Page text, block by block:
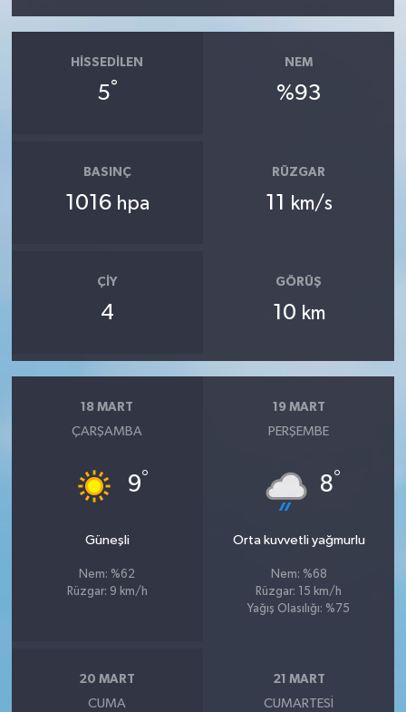
HISSEDILEN
5°
NEM
%93
BASINÇ
1016 hpa
RÜZGAR
11 km/s
ÇIY
4
GÖRÜŞ
10 km
18 MART
ÇARŞAMBA
9°
Güneşli
Nem: %62
Rüzgar: 9 km/h
19 MART
PERŞEMBE
8°
Orta kuvvetli yağmurlu
Nem: %68
Rüzgar: 15 km/h
Yağış Olasılığı: %75
20 MART
CUMA
21 MART
CUMARTESI